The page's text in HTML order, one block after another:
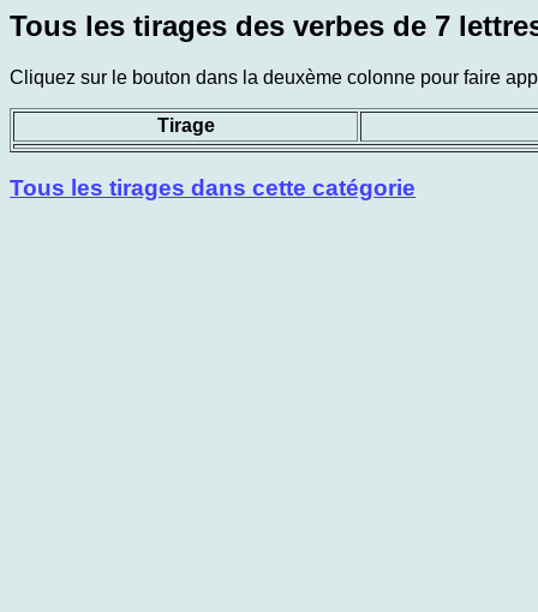
Tous les tirages des verbes de 7
Cliquez sur le bouton dans la deuxème colonne pour faire
Tirage
Tous les tirages dans cette catégorie